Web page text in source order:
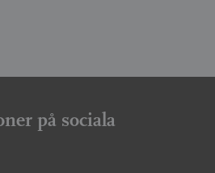
på sociala